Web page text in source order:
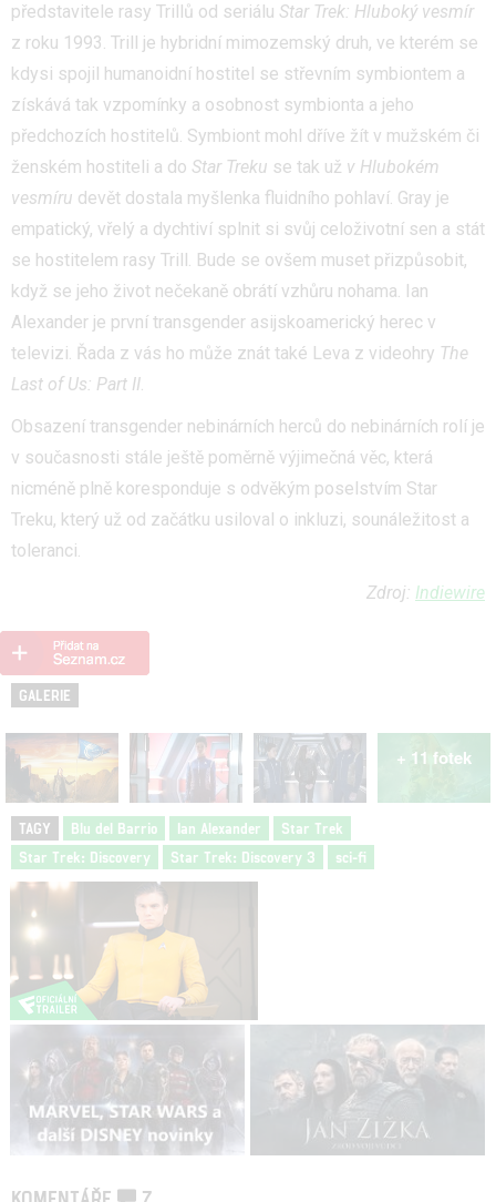
představitele rasy Trillů od seriálu Star Trek: Hluboký vesmír
z roku 1993. Trill je hybridní mimozemský druh, ve kterém se
kdysi spojil humanoidní hostitel se střevním symbiontem a
získává tak vzpomínky a osobnost symbionta a jeho
předchozích hostitelů. Symbiont mohl dříve žít v mužském či
ženském hostiteli a do Star Treku se tak už v Hlubokém
vesmíru devět dostala myšlenka fluidního pohlaví. Gray je
empatický, vřelý a dychtiví splnit si svůj celoživotní sen a stát
se hostitelem rasy Trill. Bude se ovšem muset přizpůsobit,
když se jeho život nečekaně obrátí vzhůru nohama. Ian
Alexander je první transgender asijskoamerický herec v
televizi. Řada z vás ho může znát také Leva z videohry The
Last of Us: Part II.
Obsazení transgender nebinárních herců do nebinárních rolí je
v současnosti stále ještě poměrně výjimečná věc, která
nicméně plně koresponduje s odvěkým poselstvím Star
Treku, který už od začátku usiloval o inkluzi, sounáležitost a
toleranci.
Zdroj: Indiewire
GALERIE
+ 11 fotek
TAGY Blu del Barrio Ian Alexander
Star Trek
Star Trek: Discovery
Star Trek: Discovery 3 sci-fi
KOMENTÁŘE 7